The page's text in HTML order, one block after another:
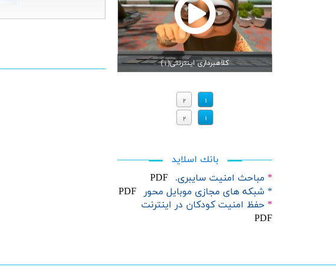
کلاهبرداری اینترنتی(1)
1
2
1
2
بانك اسلايد
* مباحث امنيت سايبري. PDF
* شبکه های مجازی موبایل محور PDF
* حفظ امنیت کودکان در اینترنت
PDF